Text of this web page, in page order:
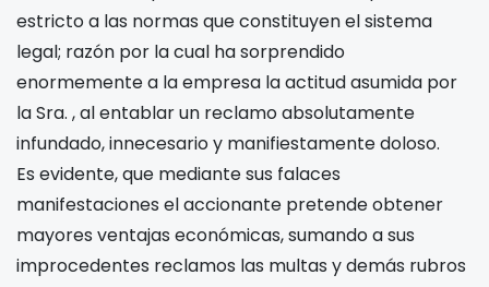
estricto a las normas que constituyen el sistema
legal; razón por la cual ha sorprendido
enormemente a la empresa la actitud asumida por
la Sra. , al entablar un reclamo absolutamente
infundado, innecesario y manifiestamente doloso.
Es evidente, que mediante sus falaces
manifestaciones el accionante pretende obtener
mayores ventajas económicas, sumando a sus
improcedentes reclamos las multas y demás rubros